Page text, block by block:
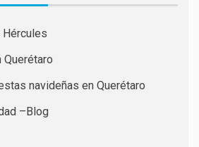
Hércules
Querétaro
navideñas en Querétaro
–Blog